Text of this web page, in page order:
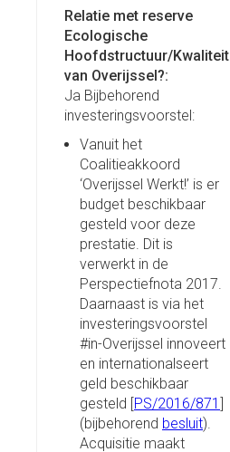
Relatie met reserve
Ecologische
Hoofdstructuur/Kwaliteit
van Overijssel?:
Ja Bijbehorend
investeringsvoorstel:
Vanuit het
Coalitieakkoord
‘Overijssel Werkt!’ is er
budget beschikbaar
gesteld voor deze
prestatie. Dit is
verwerkt in de
Perspectiefnota 2017.
Daarnaast is via het
investeringsvoorstel
#in-Overijssel innoveert
en internationalseert
geld beschikbaar
gesteld [PS/2016/871 ]
(bijbehorend besluit).
Acquisitie maakt